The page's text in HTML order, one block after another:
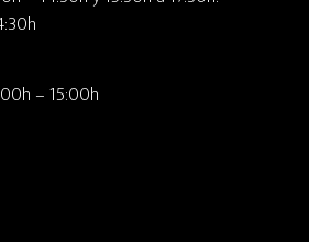
– 15:00h